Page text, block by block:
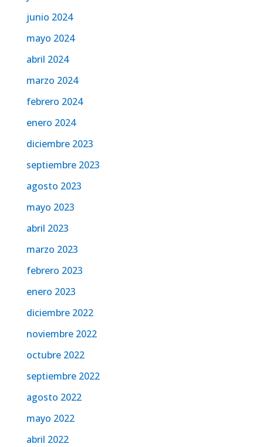
junio 2024
mayo 2024
abril 2024
marzo 2024
febrero 2024
enero 2024
diciembre 2023
septiembre 2023
agosto 2023
mayo 2023
abril 2023
marzo 2023
febrero 2023
enero 2023
diciembre 2022
noviembre 2022
octubre 2022
septiembre 2022
agosto 2022
mayo 2022
abril 2022